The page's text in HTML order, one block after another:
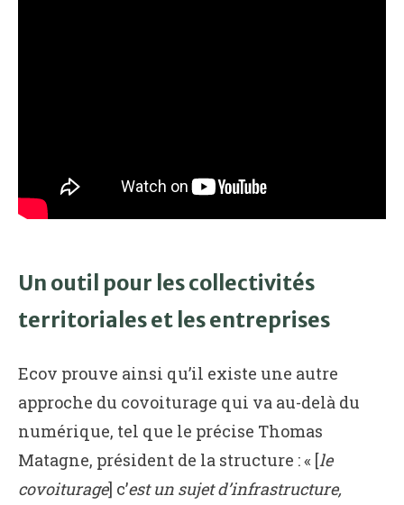
Un outil pour les collectivités
territoriales et les entreprises
Ecov prouve ainsi qu’il existe une autre
approche du covoiturage qui va au-delà du
numérique, tel que le précise Thomas
Matagne, président de la structure : « [le
covoiturage] c’est un sujet d’infrastructure,